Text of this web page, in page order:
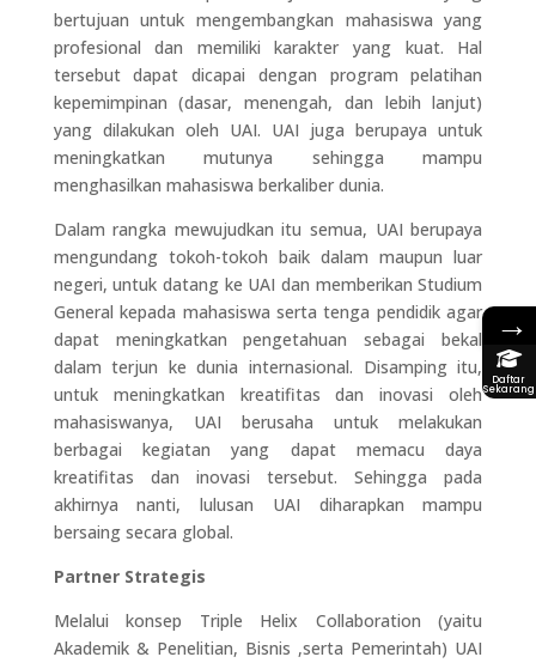
bertujuan untuk mengembangkan mahasiswa yang
profesional dan memiliki karakter yang kuat. Hal
tersebut dapat dicapai dengan program pelatihan
kepemimpinan (dasar, menengah, dan lebih lanjut)
yang dilakukan oleh UAI. UAI juga berupaya untuk
meningkatkan mutunya sehingga mampu
menghasilkan mahasiswa berkaliber dunia.
Dalam rangka mewujudkan itu semua, UAI berupaya
mengundang tokoh-tokoh baik dalam maupun luar
negeri, untuk datang ke UAI dan memberikan Studium
General kepada mahasiswa serta tenga pendidik agar
dapat meningkatkan pengetahuan sebagai bekal
dalam terjun ke dunia internasional. Disamping itu,
untuk meningkatkan kreatifitas dan inovasi oleh
mahasiswanya, UAI berusaha untuk melakukan
berbagai kegiatan yang dapat memacu daya
kreatifitas dan inovasi tersebut. Sehingga pada
akhirnya nanti, lulusan UAI diharapkan mampu
bersaing secara global.
Partner Strategis
Melalui konsep Triple Helix Collaboration (yaitu
Akademik & Penelitian, Bisnis ,serta Pemerintah) UAI
→
Daftar
Sekarang